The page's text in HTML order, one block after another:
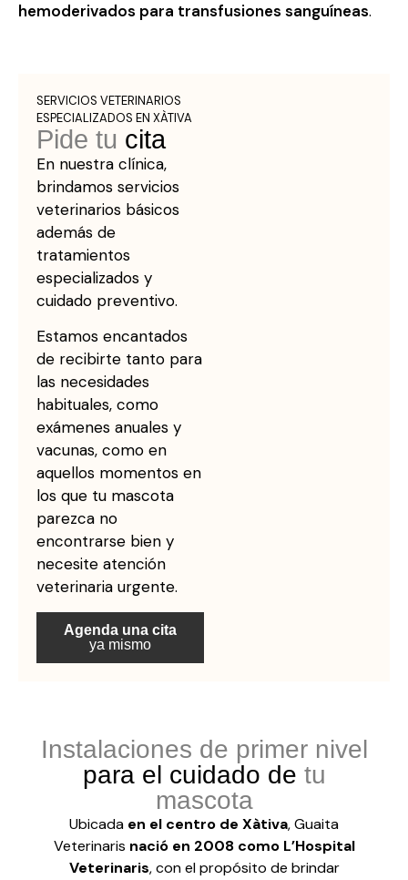
hemoderivados para transfusiones sanguíneas.
SERVICIOS VETERINARIOS
ESPECIALIZADOS EN XÀTIVA
Pide tu cita
En nuestra clínica,
brindamos servicios
veterinarios básicos
además de
tratamientos
especializados y
cuidado preventivo.
Estamos encantados
de recibirte tanto para
las necesidades
habituales, como
exámenes anuales y
vacunas, como en
aquellos momentos en
los que tu mascota
parezca no
encontrarse bien y
necesite atención
veterinaria urgente.
Agenda una cita
ya mismo
instalaciones guaita veterinaris 34
instalaciones guaita veterinaris quirófano 39
instalaciones guaita veterinaris 37
Sala de rayos X
Instalaciones de primer nivel
para el cuidado de tu
mascota
Ubicada en el centro de Xàtiva, Guaita
Veterinaris nació en 2008 como L’Hospital
Veterinaris, con el propósito de brindar